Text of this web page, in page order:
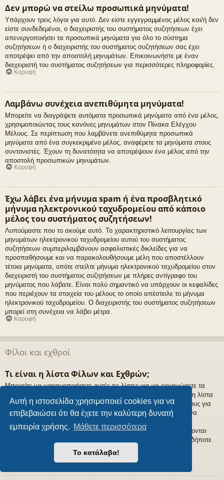
Αυτή η ιστοσελίδα χρησιμοποιεί cookies για να
επιβεβαιώσει ότι θα έχετε την καλύτερη δυνατή
εμπειρία χρήσης. Μάθετε περισσότερα
Το κατάλαβα!
Δεν μπορώ να στείλω προσωπικά μηνύματα!
Υπάρχουν τρεις λόγοι για αυτό. Δεν είστε εγγεγραμμένος μέλος και/ή δεν
είστε συνδεδεμένοι, ο διαχειριστής του συστήματος συζητήσεων έχει
απενεργοποιήσει τα προσωπικά μηνύματα για όλο το σύστημα
συζητήσεων ή ο διαχειριστής του συστήματος συζητήσεων σας έχει
αποτρέψει από την αποστολή μηνυμάτων. Επικοινωνήστε με έναν
διαχειριστή του συστήματος συζητήσεων για περισσότερες πληροφορίες.
Κορυφή
Λαμβάνω συνέχεια ανεπιθύμητα μηνύματα!
Μπορείτε να διαγράψετε αυτόματα προσωπικά μηνύματα από ένα μέλος,
χρησιμοποιώντας τους κανόνες μηνυμάτων στον Πίνακα Ελέγχου
Μέλους. Σε περίπτωση που λαμβάνετε ανεπιθύμητα προσωπικά
μηνύματα από ένα συγκεκριμένο μέλος, αναφέρετε τα μηνύματα στους
συντονιστές. Έχουν τη δυνατότητα να αποτρέψουν ένα μέλος από την
αποστολή προσωπικών μηνυμάτων.
Κορυφή
Έχω λάβει ένα μήνυμα spam ή ένα προσβλητικό
μήνυμα ηλεκτρονικού ταχυδρομείου από κάποιο
μέλος του συστήματος συζητήσεων!
Λυπούμαστε που το ακούμε αυτό. Το χαρακτηριστικό λειτουργίας των
μηνυμάτων ηλεκτρονικού ταχυδρομείου αυτού του συστήματος
συζητήσεων συμπεριλαμβάνουν ασφαλιστικές δικλείδες για να
προσπαθήσουμε και να παρακολουθήσουμε μέλη που αποστέλλουν
τέτοια μηνύματα, οπότε στείλτε μήνυμα ηλεκτρονικού ταχυδρομείου στον
διαχειριστή του συστήματος συζητήσεων με πλήρες αντίγραφο του
μηνύματος που λάβατε. Είναι πολύ σημαντικό να υπάρχουν οι κεφαλίδες
που περιέχουν τα στοιχεία του μέλους το οποίο απέστειλε το μήνυμα
ηλεκτρονικού ταχυδρομείου. Ο διαχειριστής του συστήματος συζητήσεων
μπορεί στη συνέχεια να λάβει μέτρα.
Κορυφή
Φίλοι και εχθροί
Τι είναι η λίστα Φίλων και Εχθρών;
Μπορείτε να χρησιμοποιήσετε αυτές τις λίστες για να οργανώσετε τα
μέλη του συστήματος συζητήσεων. Τα μέλη που προστίθενται στη λίστα
φίλων σας θα εμφανίζονται σε λίστα στον Πίνακα Ελέγχου Μέλους για
γρήγορη πρόσβαση για να βλέπετε εάν είναι συνδεδεμένοι και να
στέλνετε προσωπικά μηνύματα. Αναλόγως της υποστήριξης του
προτύπου στυλ, δημοσιεύσεις από αυτά τα μέλη μπορεί να τονίζονται
επίσης. Αν προσθέσετε κάποιο μέλος στη λίστα εχθρών, οποιεσδήποτε
δημοσιεύσεις θα κάνει αυτό θα αποκρύπτονται ως προεπιλογή.